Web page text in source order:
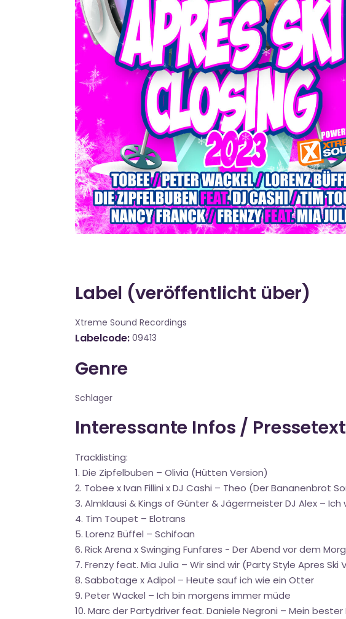
Label (veröffentlicht über)
Xtreme Sound Recordings
Labelcode 09413
Genre
Schlager
Interessante Infos / Pressetext
Tracklisting:
1. Die Zipfelbuben – Olivia (Hütten Version)
2. Tobee x Ivan Fillini x DJ Cashi – Theo (Der Bananenbrot
3. Almklausi & Kings of Günter & Jägermeister DJ Alex –
4. Tim Toupet – Elotrans
5. Lorenz Büffel – Schifoan
6. Rick Arena x Swinging Funfares - Der Abend vor dem
7. Frenzy feat. Mia Julia – Wir sind wir (Party Style Apres Ski
8. Sabbotage x Adipol – Heute sauf ich wie ein Otter
9. Peter Wackel – Ich bin morgens immer müde
10. Marc der Partydriver feat. Daniele Negroni – Mein bester